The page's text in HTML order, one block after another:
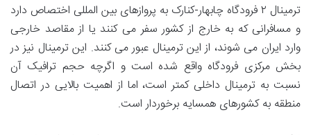
ترمینال ۲ فرودگاه چابهار-کنارک به پروازهای بین المللی اختصاص دارد
و مسافرانی که به خارج از کشور سفر می کنند یا از مقاصد خارجی
وارد ایران می شوند، از این ترمینال عبور می کنند. این ترمینال نیز در
بخش مرکزی فرودگاه واقع شده است و اگرچه حجم ترافیک آن
نسبت به ترمینال داخلی کمتر است، اما از اهمیت بالایی در اتصال
منطقه به کشورهای همسایه برخوردار است.